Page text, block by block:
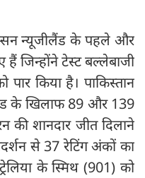
न्यूजीलैंड के पहले और
टेस्ट बल्लेबाजी
किया है। पाकिस्तान
के खिलाफ 89 और 139
की शानदार जीत दिलाने
से 37 रेटिंग अंकों का
के स्मिथ (901) को